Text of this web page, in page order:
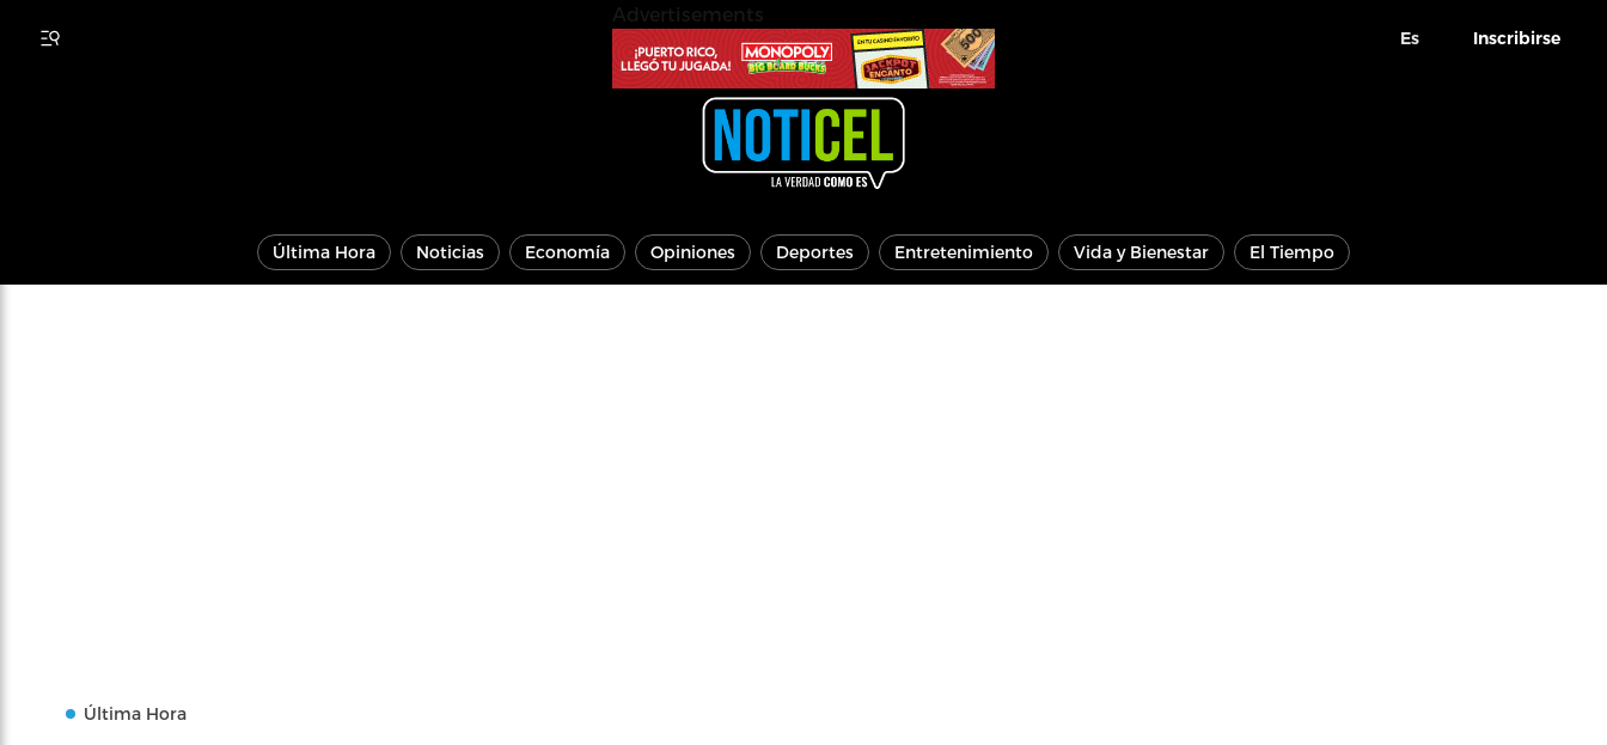
Es Inscribirse
Última Hora Noticias Economía Opiniones Deportes Entretenimiento Vida y Bienestar El Tiempo
Última Hora